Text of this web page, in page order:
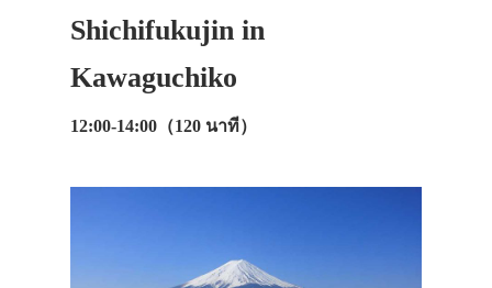
Shichifukujin in
Kawaguchiko
12:00-14:00（120 นาที）